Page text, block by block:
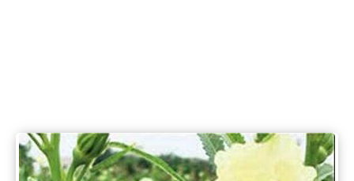
Chili (মরিচ)
Coriander (ধনেপাতা)